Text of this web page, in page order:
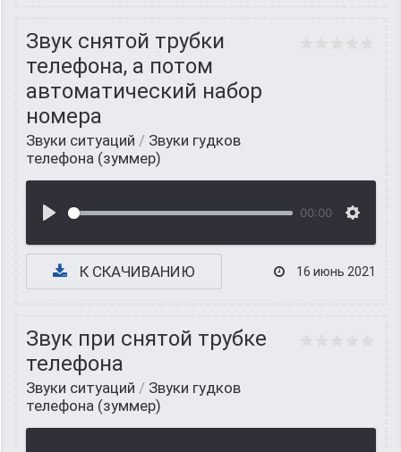
Звук снятой трубки
телефона, а потом
автоматический набор
номера
Звуки ситуаций / Звуки гудков
телефона (зуммер)
00:00
К СКАЧИВАНИЮ 16 июнь 2021
Звук при снятой трубке
телефона
Звуки ситуаций / Звуки гудков
телефона (зуммер)